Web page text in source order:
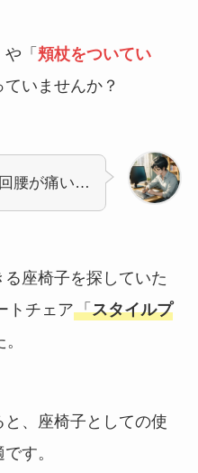
や「 頬杖をついてい
いませんか？
腰が痛い…
座椅子を探していた
トチェア「スタイルプ
、座椅子としての使
す。